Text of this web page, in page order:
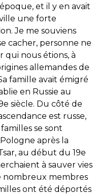
et il y en avait
une forte
Je me souviens
cacher, personne ne
qui nous étions, à
allemandes de
famille avait émigré
en Russie au
siècle. Du côté de
est russe,
se sont
après la
au début du 19e
à sauver vies
nombreux membres
ont été déportés